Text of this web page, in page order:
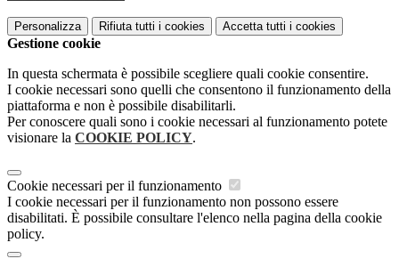
Personalizza Rifiuta tutti i cookies Accetta tutti i cookies
Gestione cookie
In questa schermata è possibile scegliere quali cookie consentire.
I cookie necessari sono quelli che consentono il funzionamento della
piattaforma e non è possibile disabilitarli.
Per conoscere quali sono i cookie necessari al funzionamento potete
visionare la COOKIE POLICY.
Cookie necessari per il funzionamento
I cookie necessari per il funzionamento non possono essere
disabilitati. È possibile consultare l'elenco nella pagina della cookie
policy.